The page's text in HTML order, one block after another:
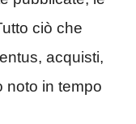
ciò che
acquisti,
noto in tempo